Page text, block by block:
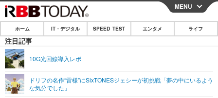
CLOSE
ホーム
IT・デジタル
ネタ
SPEED TEST
エンタメ
MENU
ホーム IT・デジタル SPEED TEST エンタメ ライフ
注目記事
10G光回線導入レポ
ドリフの名作“雷様”にSixTONESジェシーが初挑戦「夢の中にいるよう
な気分でした」